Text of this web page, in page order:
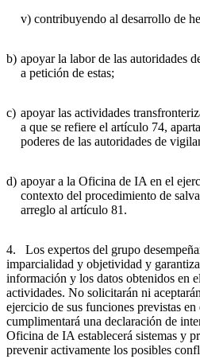
v) contribuyendo al desarrollo de
b) apoyar la labor de las autoridades
a petición de estas;
c) apoyar las actividades
a que se refiere el artículo 74,
poderes de las autoridades de
d) apoyar a la Oficina de IA en el
contexto del procedimiento de
arreglo al artículo 81.
4. Los expertos del grupo
imparcialidad y objetividad y
información y los datos obtenidos en
actividades. No solicitarán ni
ejercicio de sus funciones previstas
cumplimentará una declaración de
Oficina de IA establecerá sistemas y
prevenir activamente los posibles